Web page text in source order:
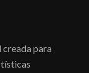
para